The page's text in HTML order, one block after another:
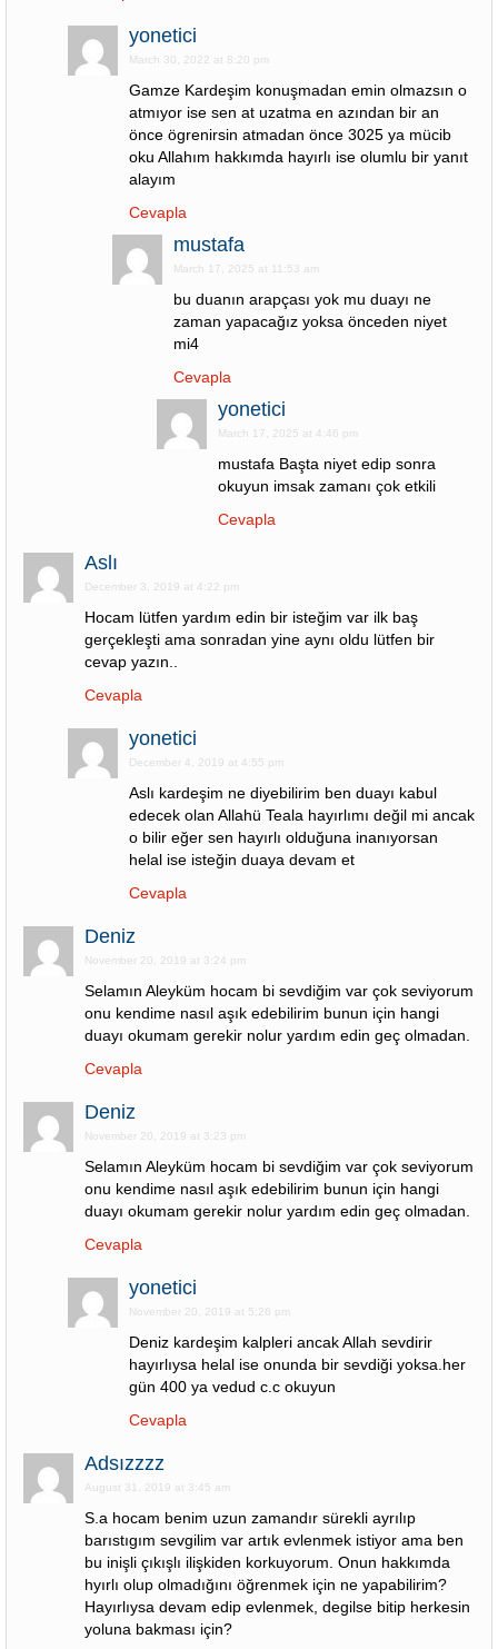
yonetici
March 30, 2022 at 8:20 pm
Gamze Kardeşim konuşmadan emin olmazsın o
atmıyor ise sen at uzatma en azından bir an
önce ögrenirsin atmadan önce 3025 ya mücib
oku Allahım hakkımda hayırlı ise olumlu bir yanıt
alayım
Cevapla
mustafa
March 17, 2025 at 11:53 am
bu duanın arapçası yok mu duayı ne
zaman yapacağız yoksa önceden niyet
mi4
Cevapla
yonetici
March 17, 2025 at 4:46 pm
mustafa Başta niyet edip sonra
okuyun imsak zamanı çok etkili
Cevapla
Aslı
December 3, 2019 at 4:22 pm
Hocam lütfen yardım edin bir isteğim var ilk baş
gerçekleşti ama sonradan yine aynı oldu lütfen bir
cevap yazın..
Cevapla
yonetici
December 4, 2019 at 4:55 pm
Aslı kardeşim ne diyebilirim ben duayı kabul
edecek olan Allahü Teala hayırlımı değil mi ancak
o bilir eğer sen hayırlı olduğuna inanıyorsan
helal ise isteğin duaya devam et
Cevapla
Deniz
November 20, 2019 at 3:24 pm
Selamın Aleyküm hocam bi sevdiğim var çok seviyorum
onu kendime nasıl aşık edebilirim bunun için hangi
duayı okumam gerekir nolur yardım edin geç olmadan.
Cevapla
Deniz
November 20, 2019 at 3:23 pm
Selamın Aleyküm hocam bi sevdiğim var çok seviyorum
onu kendime nasıl aşık edebilirim bunun için hangi
duayı okumam gerekir nolur yardım edin geç olmadan.
Cevapla
yonetici
November 20, 2019 at 5:26 pm
Deniz kardeşim kalpleri ancak Allah sevdirir
hayırlıysa helal ise onunda bir sevdiği yoksa.her
gün 400 ya vedud c.c okuyun
Cevapla
Adsızzzz
August 31, 2019 at 3:45 am
S.a hocam benim uzun zamandır sürekli ayrılıp
barıstıgım sevgilim var artık evlenmek istiyor ama ben
bu inişli çıkışlı ilişkiden korkuyorum. Onun hakkımda
hyırlı olup olmadığını öğrenmek için ne yapabilirim?
Hayırlıysa devam edip evlenmek, degilse bitip herkesin
yoluna bakması için?